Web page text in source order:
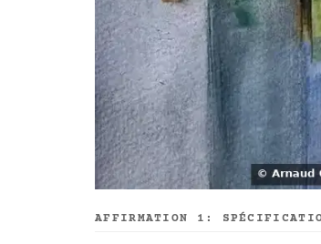
AFFIRMATION 1: